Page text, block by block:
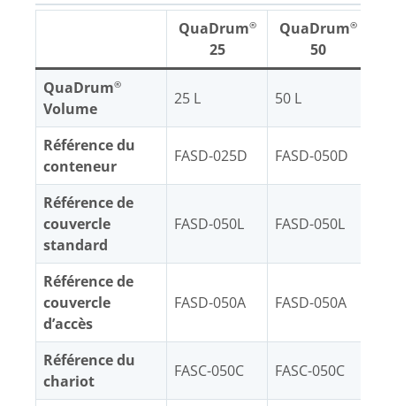
QuaDrum®
25
QuaDrum®
50
QuaDrum®
Volume
25 L 50 L
Référence du
conteneur
FASD-025D FASD-050D
Référence de
couvercle
standard
FASD-050L FASD-050L
Référence de
couvercle
d’accès
FASD-050A FASD-050A
Référence du
chariot
FASC-050C FASC-050C